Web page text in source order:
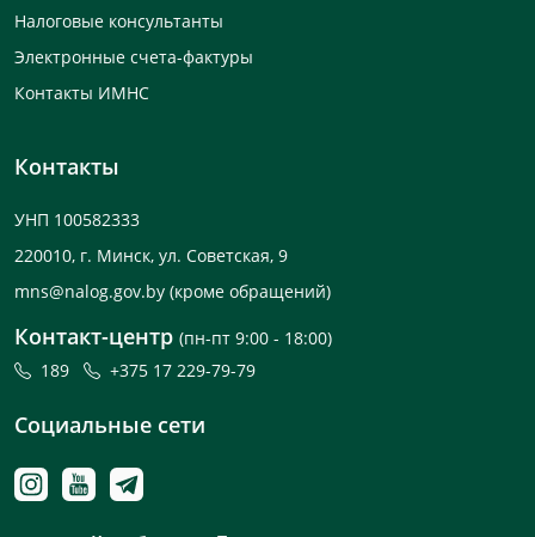
Налоговые консультанты
Электронные счета-фактуры
Контакты ИМНС
Контакты
УНП 100582333
220010, г. Минск, ул. Советская, 9
mns@nalog.gov.by (кроме обращений)
Контакт-центр (пн-пт 9:00 - 18:00)
189
+375 17 229-79-79
Социальные сети